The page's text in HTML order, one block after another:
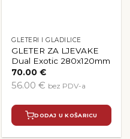
GLETERI I GLADILICE
GLETER ZA LJEVAKE
Dual Exotic 280x120mm
70.00€
56.00 € bez PDV-a
DODAJ U KOŠARICU